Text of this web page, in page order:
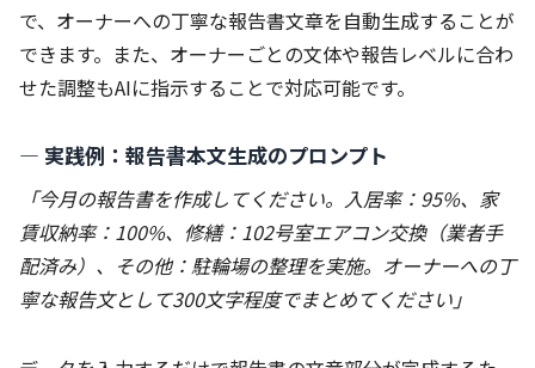
で、オーナーへの丁寧な報告書文章を自動生成することが
できます。また、オーナーごとの文体や報告レベルに合わ
せた調整もAIに指示することで対応可能です。
― 実践例：報告書本文生成のプロンプト
「今月の報告書を作成してください。入居率：95%、家
賃収納率：100%、修繕：102号室エアコン交換（業者手
配済み）、その他：駐輪場の整理を実施。オーナーへの丁
寧な報告文として300文字程度でまとめてください」